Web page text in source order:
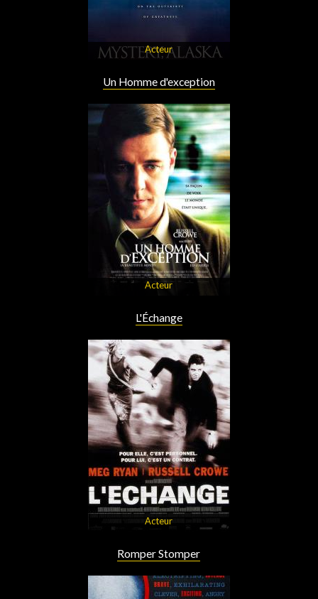
Acteur
Un Homme d'exception
Acteur
L'Échange
Acteur
Romper Stomper